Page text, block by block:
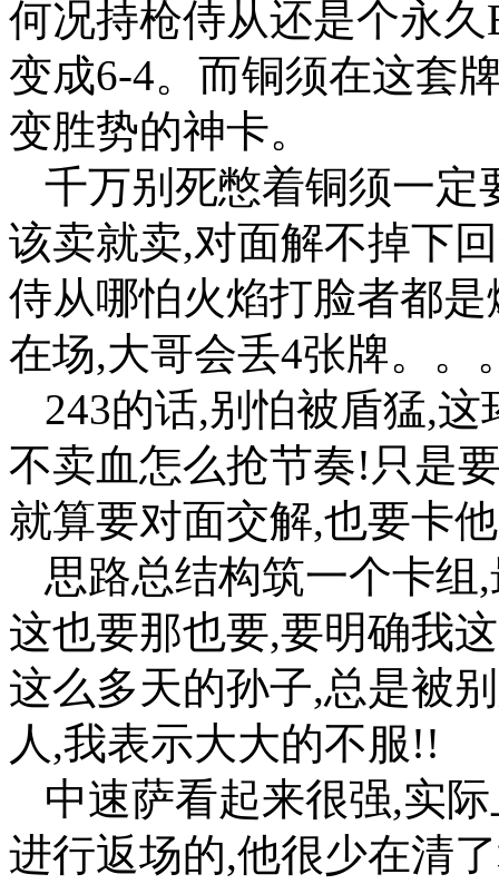
何况持枪侍从还是个永
变成6-4。而铜须在这套
变胜势的神卡。
千万别死憋着铜须一定
该卖就卖,对面解不掉下
侍从哪怕火焰打脸者都
在场,大哥会丢4张牌。。
243的话,别怕被盾猛,
不卖血怎么抢节奏!只是
就算要对面交解,也要卡
思路总结构筑一个卡组
这也要那也要,要明确我
这么多天的孙子,总是被
人,我表示大大的不服!!
中速萨看起来很强,实
进行返场的,他很少在清